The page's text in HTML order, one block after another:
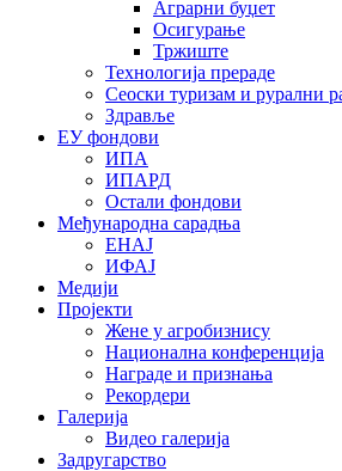
Аграрни буџет
Осигурање
Тржиште
Технологија прераде
Сеоски туризам и рурални
Здравље
ЕУ фондови
ИПА
ИПАРД
Остали фондови
Међународна сарадња
ЕНАЈ
ИФАЈ
Медији
Пројекти
Жене у агробизнису
Национална конференција
Награде и признања
Рекордери
Галерија
Видео галерија
Задругарство